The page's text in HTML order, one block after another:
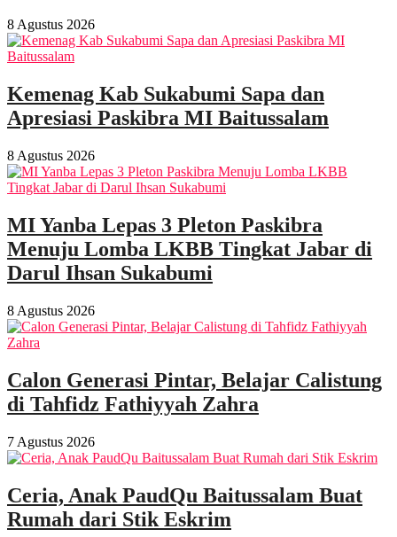
8 Agustus 2026
Kemenag Kab Sukabumi Sapa dan
Apresiasi Paskibra MI Baitussalam
8 Agustus 2026
MI Yanba Lepas 3 Pleton Paskibra
Menuju Lomba LKBB Tingkat Jabar di
Darul Ihsan Sukabumi
8 Agustus 2026
Calon Generasi Pintar, Belajar Calistung
di Tahfidz Fathiyyah Zahra
7 Agustus 2026
Ceria, Anak PaudQu Baitussalam Buat
Rumah dari Stik Eskrim